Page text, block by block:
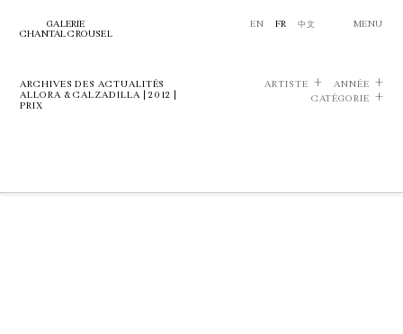
GALERIE
CHANTAL CROUSEL
EN FR 中文 MENU
ARCHIVES DES ACTUALITÉS
ALLORA & CALZADILLA | 2012 |
PRIX
ARTISTE
ANNÉE
CATÉGORIE